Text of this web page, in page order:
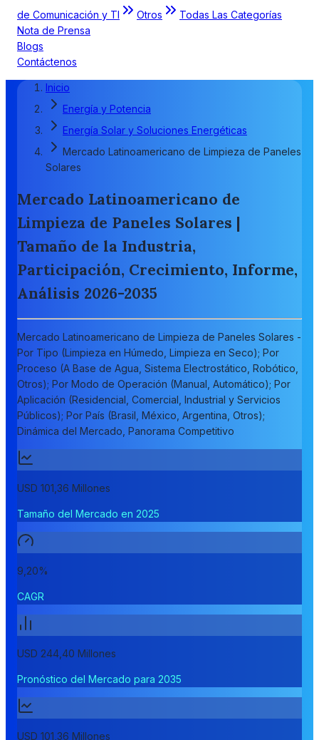
de Comunicación y TI
Otros
Todas Las Categorías
Nota de Prensa
Blogs
Contáctenos
Inicio
Energía y Potencia
Energía Solar y Soluciones Energéticas
Mercado Latinoamericano de Limpieza de Paneles
Solares
Mercado Latinoamericano de
Limpieza de Paneles Solares |
Tamaño de la Industria,
Participación, Crecimiento, Informe,
Análisis 2026-2035
Mercado Latinoamericano de Limpieza de Paneles Solares -
Por Tipo (Limpieza en Húmedo, Limpieza en Seco); Por
Proceso (A Base de Agua, Sistema Electrostático, Robótico,
Otros); Por Modo de Operación (Manual, Automático); Por
Aplicación (Residencial, Comercial, Industrial y Servicios
Públicos); Por País (Brasil, México, Argentina, Otros);
Dinámica del Mercado, Panorama Competitivo
USD 101,36 Millones
Tamaño del Mercado en 2025
9,20%
CAGR
USD 244,40 Millones
Pronóstico del Mercado para 2035
USD 101,36 Millones